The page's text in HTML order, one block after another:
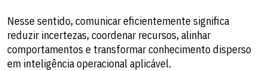
Nesse sentido, comunicar eficientemente significa
reduzir incertezas, coordenar recursos, alinhar
comportamentos e transformar conhecimento disperso
em inteligência operacional aplicável.